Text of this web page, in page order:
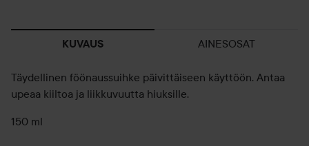
KUVAUS AINESOSAT
Täydellinen föönaussuihke päivittäiseen käyttöön. Antaa
upeaa kiiltoa ja liikkuvuutta hiuksille.
150 ml